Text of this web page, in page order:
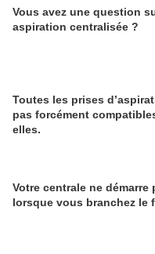
Vous avez une question
aspiration centralisée ?
Toutes les prises
pas forcément
elles.
Votre centrale ne démarre
lorsque vous branchez le